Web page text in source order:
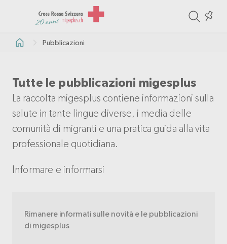
Pubblicazioni
Tutte le pubblicazioni migesplus
La raccolta migesplus contiene informazioni sulla
salute in tante lingue diverse, i media delle
comunità di migranti e una pratica guida alla vita
professionale quotidiana.
Informare e informarsi
Rimanere informati sulle novità e le pubblicazioni
di migesplus